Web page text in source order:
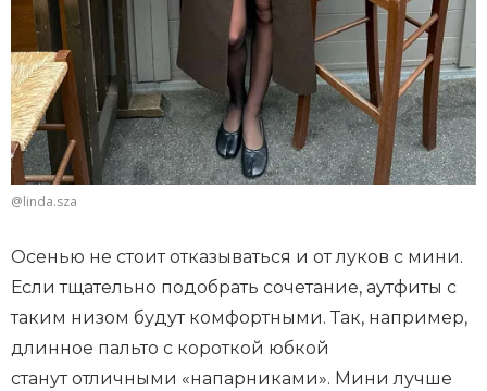
@linda.sza
Осенью не стоит отказываться и от луков с мини.
Если тщательно подобрать сочетание, аутфиты с
таким низом будут комфортными. Так, например,
длинное пальто с короткой юбкой
станут отличными «напарниками». Мини лучше